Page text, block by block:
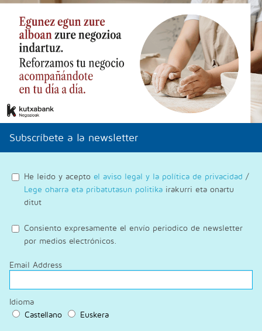
Subscríbete a la newsletter
He leido y acepto el aviso legal y la política de privacidad /
Lege oharra eta pribatutasun politika irakurri eta onartu
ditut
Consiento expresamente el envío periodico de newsletter
por medios electrónicos.
Email Address
Idioma
Castellano
Euskera